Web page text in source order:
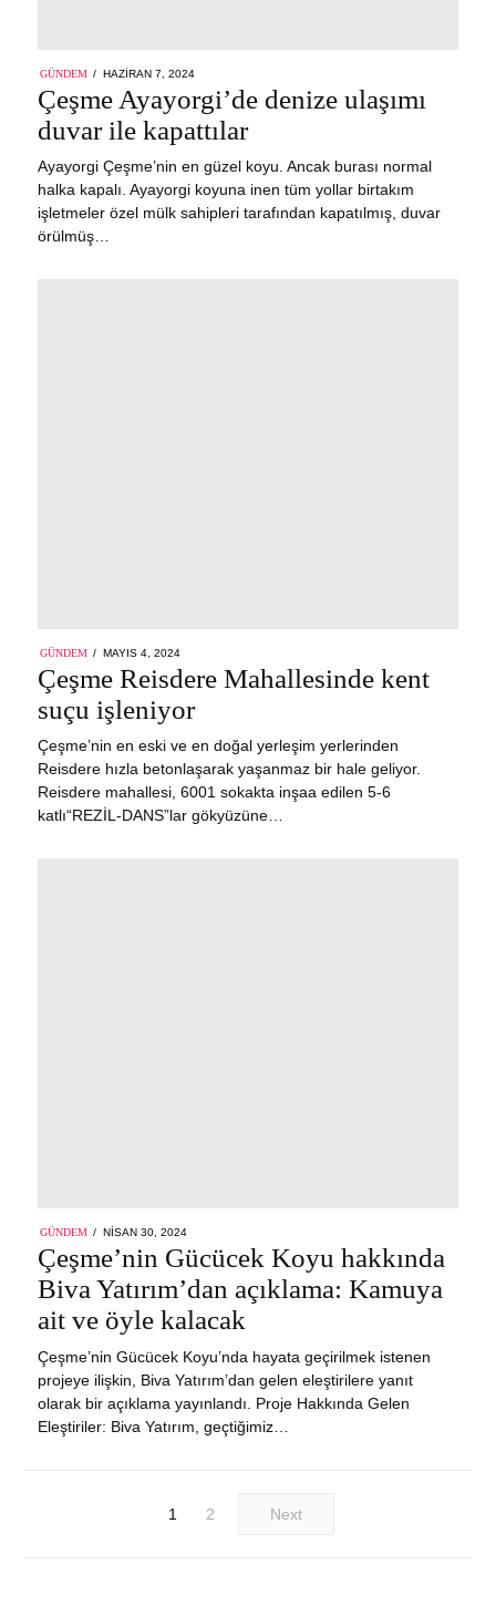
GÜNDEM
POSTED
HAZIRAN 7, 2024
Çeşme Ayayorgi’de denize ulaşımı
duvar ile kapattılar
Ayayorgi Çeşme’nin en güzel koyu. Ancak burası normal
halka kapalı. Ayayorgi koyuna inen tüm yollar birtakım
işletmeler özel mülk sahipleri tarafından kapatılmış, duvar
örülmüş…
GÜNDEM
POSTED
MAYIS 4, 2024
4,
2024
Çeşme Reisdere Mahallesinde kent
suçu işleniyor
Çeşme’nin en eski ve en doğal yerleşim yerlerinden
Reisdere hızla betonlaşarak yaşanmaz bir hale geliyor.
Reisdere mahallesi, 6001 sokakta inşaa edilen 5-6
katlı“REZİL-DANS”lar gökyüzüne…
GÜNDEM
POSTED
ON
NISAN 30, 2024
Çeşme’nin Gücücek Koyu hakkında
Biva Yatırım’dan açıklama: Kamuya
ait ve öyle kalacak
Çeşme’nin Gücücek Koyu’nda hayata geçirilmek istenen
projeye ilişkin, Biva Yatırım’dan gelen eleştirilere yanıt
olarak bir açıklama yayınlandı. Proje Hakkında Gelen
Eleştiriler: Biva Yatırım, geçtiğimiz…
1 2 Next